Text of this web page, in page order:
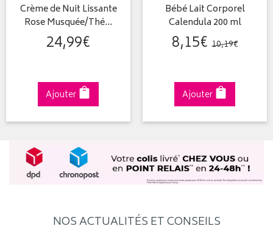
Crème de Nuit Lissante
Rose Musquée/Thé…
24,99€
Ajouter
Bébé Lait Corporel
Calendula 200 ml
8,15€ 10,19€
Ajouter
NOS ACTUALITÉS ET CONSEILS